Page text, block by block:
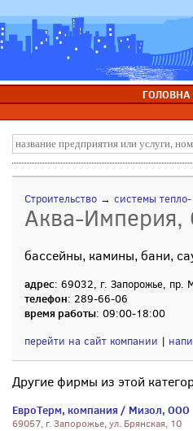
ГОЛОВНА
Строительство → системы
Аква-
бассейны, камины, бани,
адрес: 69032, г. Запорожье, пр.
телефон: 289-66-06
время работы: 09:00-18:00
перейти на сайт компании |
Другие фирмы из этой
ЕвроТерм, компания / Мизол, ООО
69057, г. Запорожье, ул. Брянская, 10